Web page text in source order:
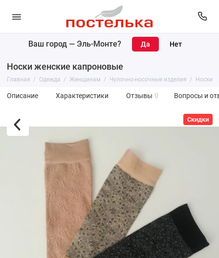
Ваш город — Эль-Монте?
Носки женские капроновые
Главная Одежда Женщинам Чулочно-носочные изделия Носки
Описание Характеристики Отзывы 0 Вопросы и
Скидки